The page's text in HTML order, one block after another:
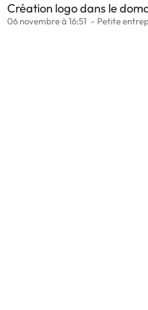
Création logo dans le
06 novembre à 16:51 Petite